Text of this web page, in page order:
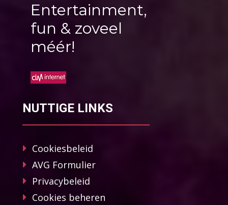
Entertainment,
fun & zoveel
méér!
NUTTIGE LINKS
Cookiesbeleid
AVG Formulier
Privacybeleid
Cookies beheren